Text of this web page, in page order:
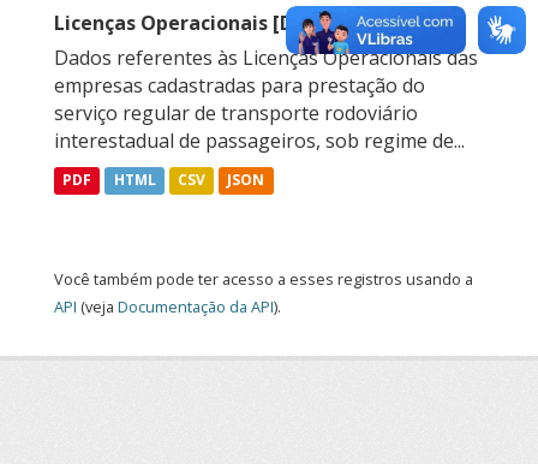
Licenças Operacionais [Descontinuado]
Dados referentes às Licenças Operacionais das
empresas cadastradas para prestação do
serviço regular de transporte rodoviário
interestadual de passageiros, sob regime de...
PDF HTML CSV JSON
Você também pode ter acesso a esses registros usando a
API (veja Documentação da API).